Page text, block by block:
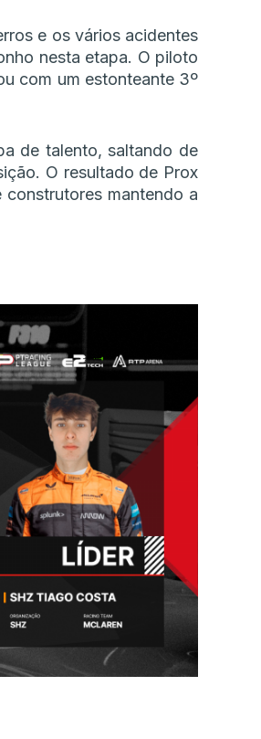
e os vários acidentes
nesta etapa. O piloto
com um estonteante 3º
de talento, saltando de
O resultado de Prox
mantendo a